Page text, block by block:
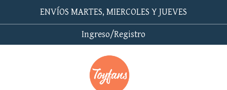
ENVÍOS MARTES, MIERCOLES Y JUEVES
Ingreso/Registro